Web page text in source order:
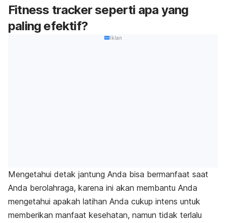
Fitness tracker seperti apa yang
paling efektif?
Iklan
Mengetahui detak jantung Anda bisa bermanfaat saat
Anda berolahraga, karena ini akan membantu Anda
mengetahui apakah latihan Anda cukup intens untuk
memberikan manfaat kesehatan, namun tidak terlalu